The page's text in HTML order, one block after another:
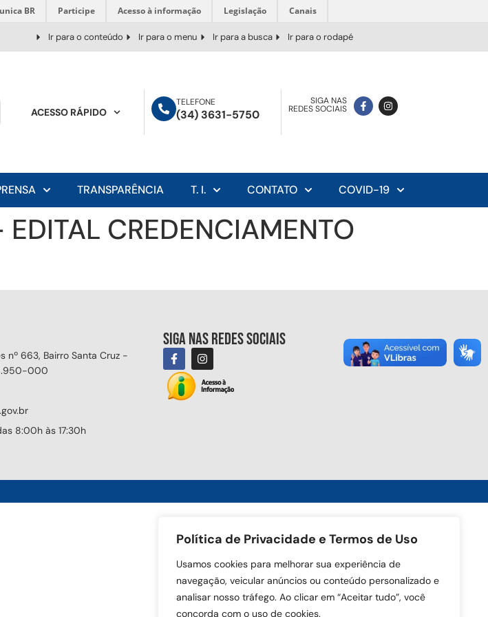
Política de Privacidade e Termos de Uso
Usamos cookies para melhorar sua experiência de
navegação, veicular anúncios ou conteúdo personalizado e
analisar nosso tráfego. Ao clicar em “Aceitar tudo”, você
concorda com o uso de cookies.
BR Participe Acesso à informação Legislação Canais
Ir para o conteúdo Ir para o menu Ir para a busca Ir para o rodapé
ACESSO RÁPIDO
TELEFONE
(34) 3631-5750
SIGA NAS
REDES SOCIAIS
TRANSPARÊNCIA T. I. CONTATO COVID-19
CREDENCIAMENTO
nº 663, Bairro Santa Cruz -
000
8:00h às 17:30h
Siga nas redes sociais